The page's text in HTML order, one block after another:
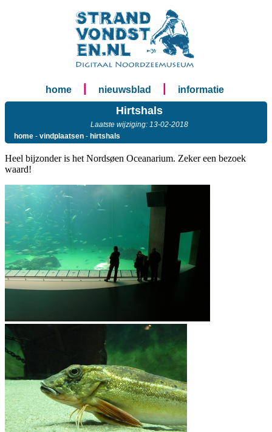
home nieuwsblad informatie
Hirtshals
Laatste wijziging: 13-02-2018
home - vindplaatsen - hirtshals
Heel bijzonder is het Nordsøen Oceanarium. Zeker een bezoek
waard!